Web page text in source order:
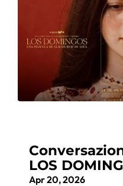
LOS
Apr 20, 2026